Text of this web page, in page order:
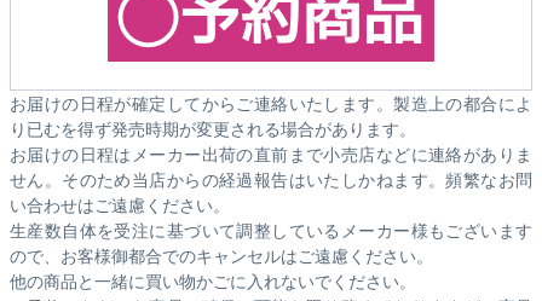
お届けの日程が確定してからご連絡いたします。製造上の都合によ
り已むを得ず発売時期が変更される場合があります。
お届けの日程はメーカー出荷の直前まで小売店などに連絡がありま
せん。そのため当店からの経過報告はいたしかねます。頻繁なお問
い合わせはご遠慮ください。
生産数自体を受注に基づいて調整しているメーカー様もございます
ので、お客様御都合でのキャンセルはご遠慮ください。
他の商品と一緒に買い物かごに入れないでください。